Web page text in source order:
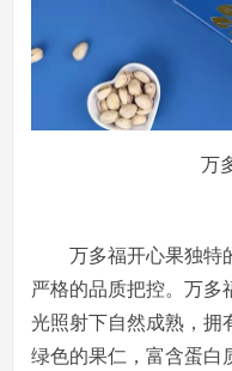
万
万多福开心果独特
严格的品质把控。万多
光照射下自然成熟，拥
绿色的果仁，富含蛋白